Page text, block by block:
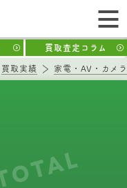
買取査定コラム
買取実績 家電・AV・カメラ